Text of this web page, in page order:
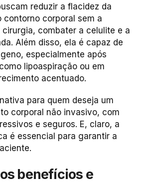
reduzir a flacidez da
contorno corporal sem a
cirurgia, combater a celulite e a
Além disso, ela é capaz de
especialmente após
lipoaspiração ou em
acentuado.
para quem deseja um
corporal não invasivo, com
e seguros. E, claro, a
é essencial para garantir a
benefícios e